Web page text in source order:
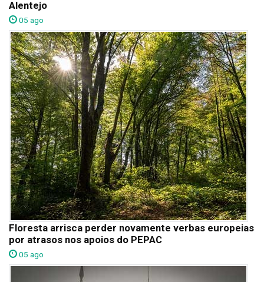
Alentejo
05 ago
Floresta arrisca perder novamente verbas europeias
por atrasos nos apoios do PEPAC
05 ago